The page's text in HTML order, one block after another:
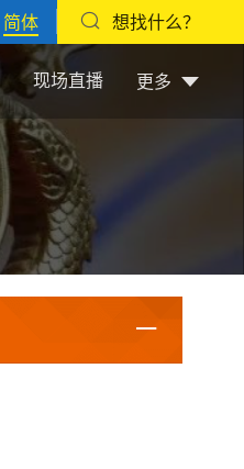
简体 想找什么？
现场直播 更多